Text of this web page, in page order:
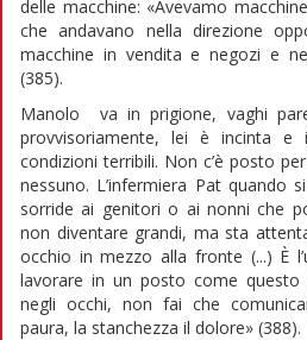
delle macchine: «Avevamo
che andavano nella direzione
macchine in vendita e negozi e
(385).
Manolo va in prigione, vaghi
provvisoriamente, lei è incinta e
condizioni terribili. Non c’è posto
nessuno. L’infermiera Pat quando
sorride ai genitori o ai nonni che
non diventare grandi, ma sta
occhio in mezzo alla fronte (...) È
lavorare in un posto come questo
negli occhi, non fai che
paura, la stanchezza il dolore» (388).